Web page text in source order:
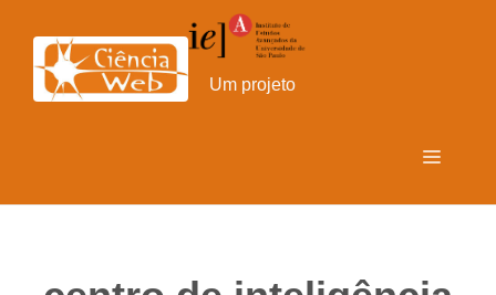
para
conteúdo
Um projeto
Menu